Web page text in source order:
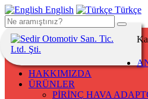
English Türkçe
HAKKIMIZDA
ÜRÜNLER
PİRİNÇ HAVA